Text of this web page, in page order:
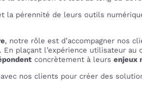
la pérennité de leurs outils
, notre rôle est d’accompagner nos
En plaçant l’expérience utilisateur
concrètement à leurs enjeux
nos clients pour créer des